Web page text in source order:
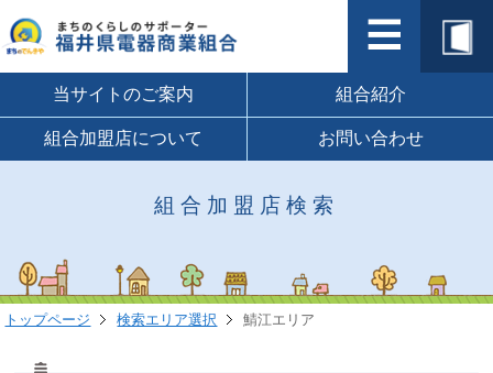
当サイトのご案内 組合紹介
組合加盟店について お問い合わせ
組合加盟店検索
トップページ 検索エリア選択 鯖江エリア